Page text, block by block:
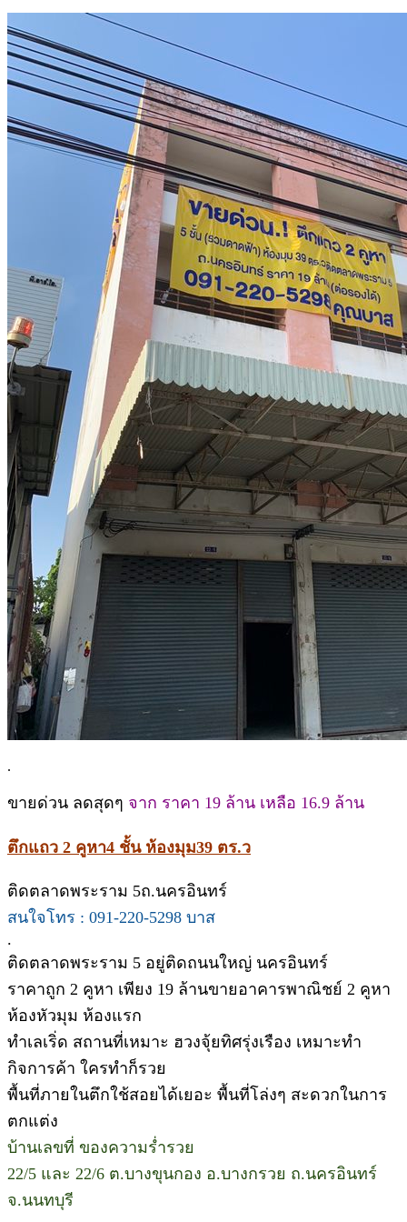
.
ขายด่วน ลดสุดๆ จาก ราคา 19 ล้าน เหลือ 16.9 ล้าน
ตึกแถว 2 คูหา4 ชั้น ห้องมุม39 ตร.ว
ติดตลาดพระราม 5ถ.นครอินทร์
สนใจโทร : 091-220-5298 บาส
.
ติดตลาดพระราม 5 อยู่ติดถนนใหญ่ นครอินทร์
ราคาถูก 2 คูหา เพียง 19 ล้านขายอาคารพาณิชย์ 2 คูหา
ห้องหัวมุม ห้องแรก
ทำเลเริ่ด สถานที่เหมาะ ฮวงจุ้ยทิศรุ่งเรือง เหมาะทำ
กิจการค้า ใครทำก็รวย
พื้นที่ภายในตึกใช้สอยได้เยอะ พื้นที่โล่งๆ สะดวกในการ
ตกแต่ง
บ้านเลขที่ ของความร่ำรวย
22/5 และ 22/6 ต.บางขุนกอง อ.บางกรวย ถ.นครอินทร์
จ.นนทบุรี